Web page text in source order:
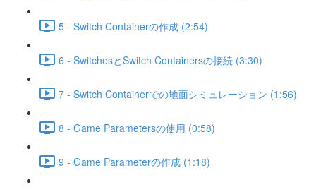
5 - Switch Containerの作成 (2:54)
6 - SwitchesとSwitch Containersの接続 (3:30)
7 - Switch Containerでの地面シミュレーション (1:56)
8 - Game Parametersの使用 (0:58)
9 - Game Parameterの作成 (1:18)